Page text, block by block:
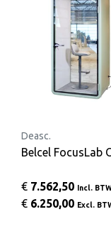
Deasc.
Belcel FocusLab
€ 7.562,50 Incl.
€ 6.250,00 Excl.